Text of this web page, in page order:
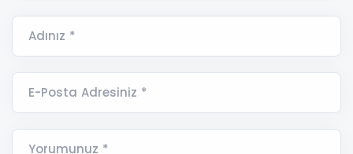
Adınız *
E-Posta Adresiniz *
Yorumunuz *